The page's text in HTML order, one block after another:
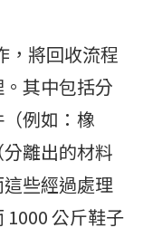
，將回收流程
其中包括分
例如：橡
離出的材料
些經過處理
1000 公斤鞋子